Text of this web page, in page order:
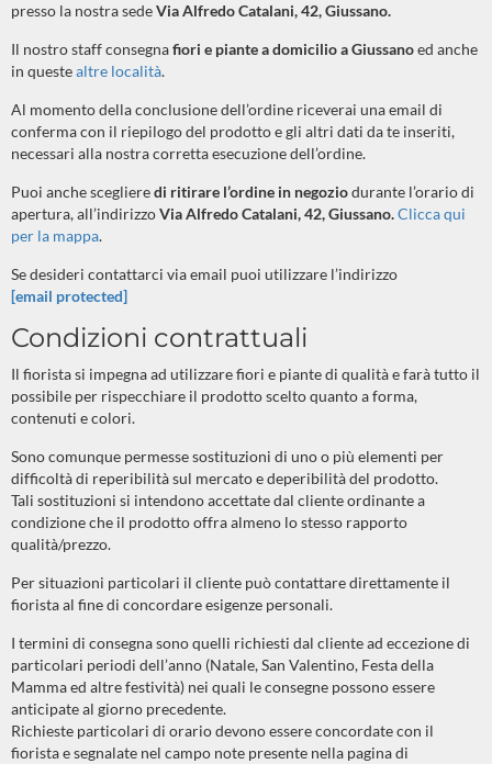
presso la nostra sedeVia Alfredo Catalani, 42, Giussano.
Il nostro staff consegnafiori e piante a domicilio a Giussanoed anche
in questealtre località.
Al momento della conclusione dell’ordine riceverai una email di
conferma con il riepilogo del prodotto e gli altri dati da te inseriti,
necessari alla nostra corretta esecuzione dell’ordine.
Puoi anche sceglieredi ritirare l’ordine in negoziodurante l’orario di
apertura, all’indirizzoVia Alfredo Catalani, 42, Giussano.Clicca qui
per la mappa.
Se desideri contattarci via email puoi utilizzare l’indirizzo
[email protected]
Condizioni contrattuali
Il fiorista si impegna ad utilizzare fiori e piante di qualità e farà tutto il
possibile per rispecchiare il prodotto scelto quanto a forma,
contenuti e colori.
Sono comunque permesse sostituzioni di uno o più elementi per
difficoltà di reperibilità sul mercato e deperibilità del prodotto.
Tali sostituzioni si intendono accettate dal cliente ordinante a
condizione che il prodotto offra almeno lo stesso rapporto
qualità/prezzo.
Per situazioni particolari il cliente può contattare direttamente il
fiorista al fine di concordare esigenze personali.
I termini di consegna sono quelli richiesti dal cliente ad eccezione di
particolari periodi dell’anno (Natale, San Valentino, Festa della
Mamma ed altre festività) nei quali le consegne possono essere
anticipate al giorno precedente.
Richieste particolari di orario devono essere concordate con il
fiorista e segnalate nel campo note presente nella pagina di